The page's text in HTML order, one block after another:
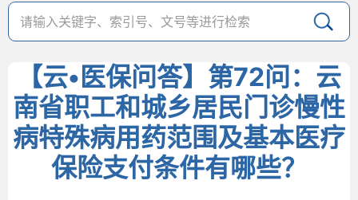
【云•医保问答】第72问：云
南省职工和城乡居民门诊慢性
病特殊病用药范围及基本医疗
保险支付条件有哪些？